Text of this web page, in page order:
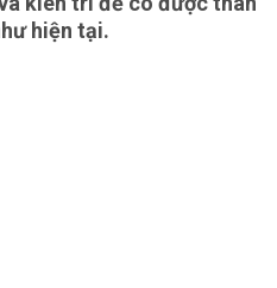
hiện tại.